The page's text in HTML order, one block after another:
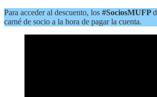
Para acceder al descuento, los #SociosMUFP
carné de socio a la hora de pagar la cuenta.